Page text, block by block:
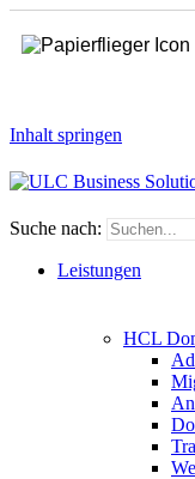
Inhalt springen
Suche nach:
Leistungen
HCL